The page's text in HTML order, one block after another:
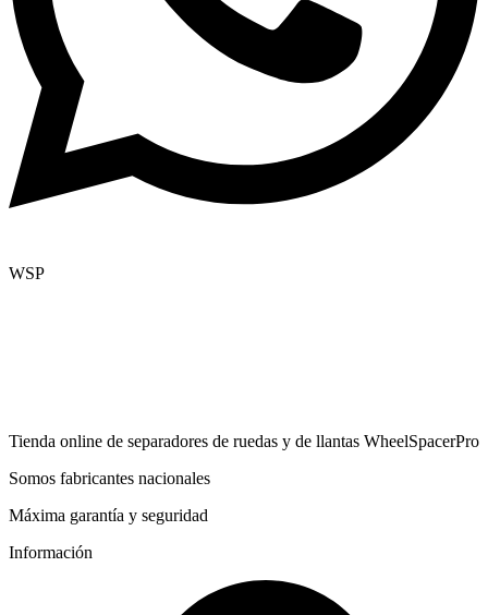
WSP
Tienda online de separadores de ruedas y de llantas WheelSpacerPro
Somos fabricantes nacionales
Máxima garantía y seguridad
Información